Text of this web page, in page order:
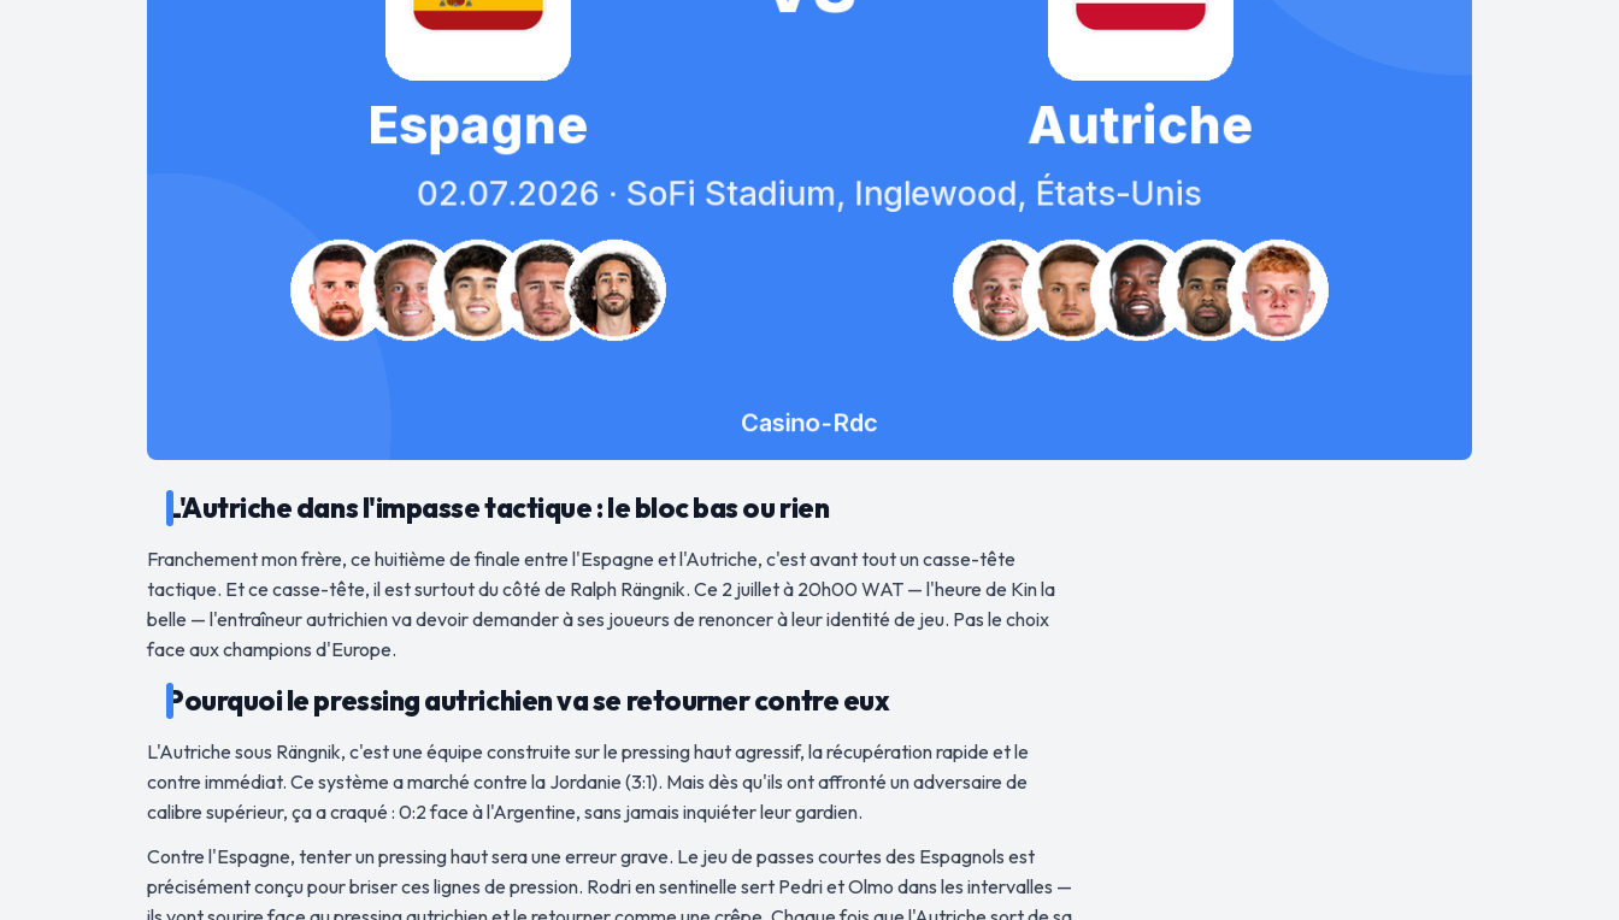
L'Autriche dans l'impasse tactique : le bloc bas ou rien
Franchement mon frère, ce huitième de finale entre l'Espagne et l'Autriche, c'est avant tout un casse-tête
tactique. Et ce casse-tête, il est surtout du côté de Ralph Rängnik. Ce 2 juillet à 20h00 WAT — l'heure de Kin la
belle — l'entraîneur autrichien va devoir demander à ses joueurs de renoncer à leur identité de jeu. Pas le choix
face aux champions d'Europe.
Pourquoi le pressing autrichien va se retourner contre eux
L'Autriche sous Rängnik, c'est une équipe construite sur le pressing haut agressif, la récupération rapide et le
contre immédiat. Ce système a marché contre la Jordanie (3:1). Mais dès qu'ils ont affronté un adversaire de
calibre supérieur, ça a craqué : 0:2 face à l'Argentine, sans jamais inquiéter leur gardien.
Contre l'Espagne, tenter un pressing haut sera une erreur grave. Le jeu de passes courtes des Espagnols est
précisément conçu pour briser ces lignes de pression. Rodri en sentinelle sert Pedri et Olmo dans les intervalles —